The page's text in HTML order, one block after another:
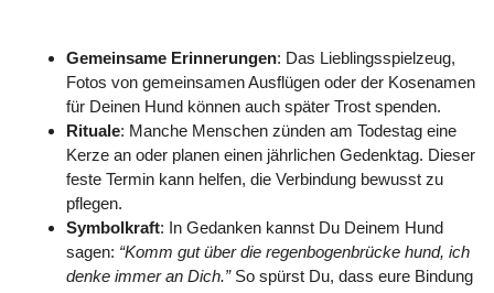
Gemeinsame Erinnerungen: Das Lieblingsspielzeug,
Fotos von gemeinsamen Ausflügen oder der Kosenamen
für Deinen Hund können auch später Trost spenden.
Rituale: Manche Menschen zünden am Todestag eine
Kerze an oder planen einen jährlichen Gedenktag. Dieser
feste Termin kann helfen, die Verbindung bewusst zu
pflegen.
Symbolkraft: In Gedanken kannst Du Deinem Hund
sagen: “Komm gut über die regenbogenbrücke hund, ich
denke immer an Dich.”So spürst Du, dass eure Bindung